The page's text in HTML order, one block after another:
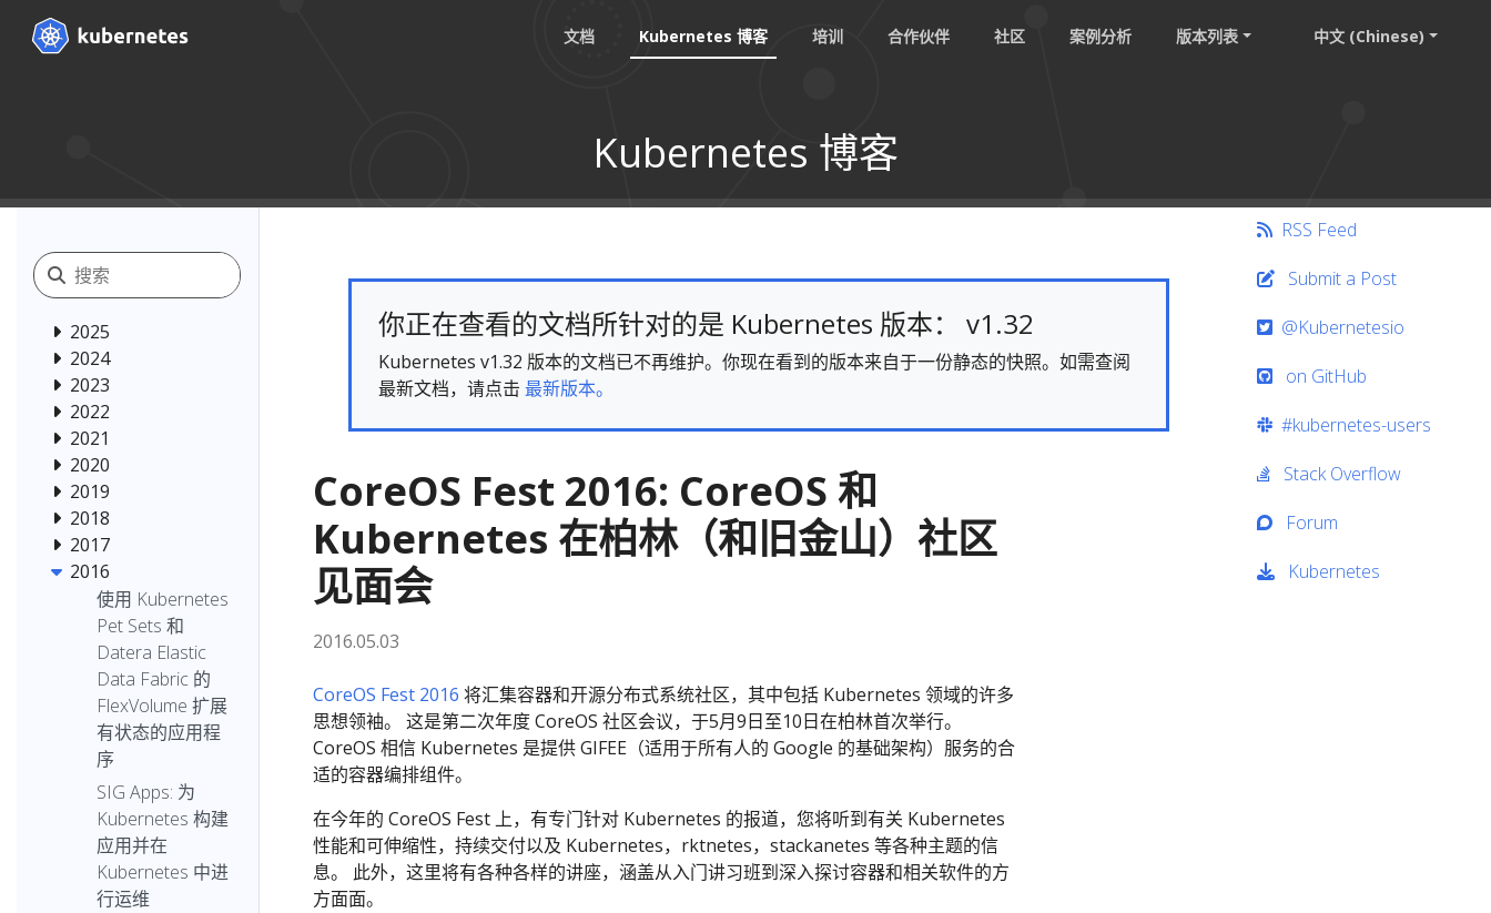
文档 Kubernetes 博客 培训 合作伙伴 社区 案例分析 版本列表 中文 (Chinese)
Kubernetes 博客
2025
2024
2023
2022
2021
2020
2019
2018
2017
2016
使用 Kubernetes
Pet Sets 和
Datera Elastic
Data Fabric 的
FlexVolume 扩展
有状态的应用程
序
SIG Apps: 为
Kubernetes 构建
应用并在
Kubernetes 中进
行运维
你正在查看的文档所针对的是 Kubernetes 版本： v1.32
Kubernetes v1.32 版本的文档已不再维护。你现在看到的版本来自于一份静态的快照。如需查阅
最新文档，请点击 最新版本。
CoreOS Fest 2016: CoreOS 和
Kubernetes 在柏林（和旧金山）社区
见面会
2016.05.03
CoreOS Fest 2016 将汇集容器和开源分布式系统社区，其中包括 Kubernetes 领域的许多
思想领袖。 这是第二次年度 CoreOS 社区会议，于5月9日至10日在柏林首次举行。
CoreOS 相信 Kubernetes 是提供 GIFEE（适用于所有人的 Google 的基础架构）服务的合
适的容器编排组件。
在今年的 CoreOS Fest 上，有专门针对 Kubernetes 的报道，您将听到有关 Kubernetes
性能和可伸缩性，持续交付以及 Kubernetes，rktnetes，stackanetes 等各种主题的信
息。 此外，这里将有各种各样的讲座，涵盖从入门讲习班到深入探讨容器和相关软件的方
方面面。
RSS Feed
Submit a Post
@Kubernetesio
on GitHub
#kubernetes-users
Stack Overflow
Forum
Kubernetes